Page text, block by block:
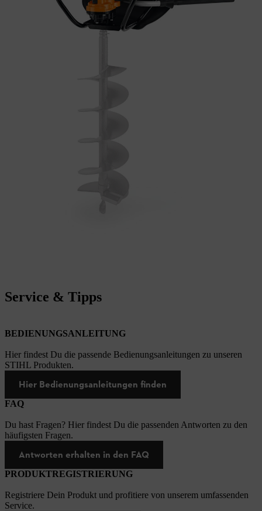
Service & Tipps
BEDIENUNGSANLEITUNG
Hier findest Du die passende Bedienungsanleitungen zu unseren
STIHL Produkten.
Hier Bedienungsanleitungen finden
FAQ
Du hast Fragen? Hier findest Du die passenden Antworten zu den
häufigsten Fragen.
Antworten erhalten in den FAQ
PRODUKTREGISTRIERUNG
Registriere Dein Produkt und profitiere von unserem umfassenden
Service.